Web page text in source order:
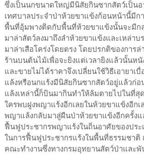
ซึ่งเป็นนกขนาดใหญ่มีนิสัยกินซากสัตว์เป็น
เทศบาลประจำป่าห้วยขาแข้งก้อนหน้านี้มีกา
พื้นที่อุ้มพางติดกับพื้นที่ห้วยขาแข้งนั้นจะมีก
มาล่าสัตว์ลงมาถึงลำห้วยขาแข้งและเหล่าบ
มาล่าเสือโคร่งโดยตรง โดยปรกติของการ
ร้านบนต้นไม้เพื่อจะยิงแต่เวลายิงแล้วนั้นหนั
และขายไม่ได้ราคาจึงเปลี่ยนใช้วิธีเอายาเ
แล้งหรือนกแร้งมีนิสัยกินซากสัตว์อยู่แล้วก่อ
แล้งเหล่านี้ก็บินมากินทำให้ล้มตายไปในที่สุ
ใครพบฝูงพญาแร้งอีกเลยในห้วยขาแข้งอีก
พญาแล้งกลับมาสู่ผืนป่าห้วยขาแข้งอีกครั้งแ
ฟื้นฟูประชากรพญาแร้งในถิ่นอาศัยของประ
ในการฟื้นฟูประชากรแร้งในพื้นที่ธรรมชาติ
คณะทำงานซึ่งทางกรมอุทยานสัตว์ป่าและ